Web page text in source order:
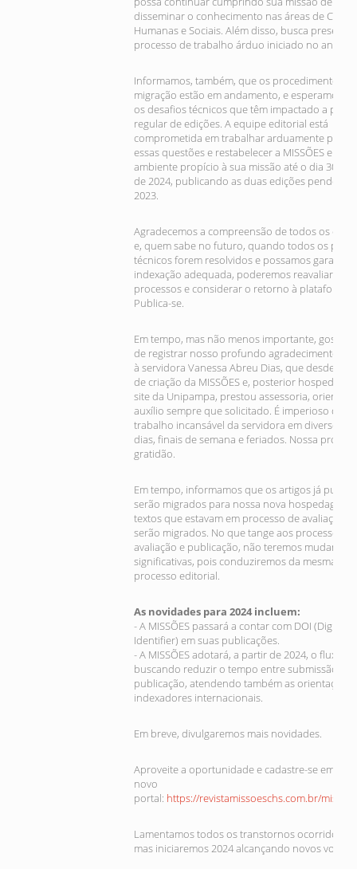
disseminar o conhecimento nas áreas de
Humanas e Sociais. Além disso, busca
processo de trabalho árduo iniciado no ano de
Informamos, também, que os procedimentos
migração estão em andamento, e esperamos
os desafios técnicos que têm impactado a
regular de edições. A equipe editorial está
comprometida em trabalhar arduamente para
essas questões e restabelecer a MISSÕES em
ambiente propício à sua missão até o dia 30 de
de 2024, publicando as duas edições
2023.
Agradecemos a compreensão de todos os
e, quem sabe no futuro, quando todos os
técnicos forem resolvidos e possamos garantir a
indexação adequada, poderemos reavaliar
processos e considerar o retorno à plataforma
Publica-se.
Em tempo, mas não menos importante,
de registrar nosso profundo agradecimento e
à servidora Vanessa Abreu Dias, que desde o
de criação da MISSÕES e, posterior
site da Unipampa, prestou assessoria,
auxílio sempre que solicitado. É imperioso
trabalho incansável da servidora em diversos
dias, finais de semana e feriados. Nossa
gratidão.
Em tempo, informamos que os artigos já
serão migrados para nossa nova hospedagem,
textos que estavam em processo de avaliação
serão migrados. No que tange aos processos de
avaliação e publicação, não teremos mudanças
significativas, pois conduziremos da mesma
processo editorial.
As novidades para 2024 incluem:
- A MISSÕES passará a contar com DOI (Digital
Identifier) em suas publicações.
- A MISSÕES adotará, a partir de 2024, o fluxo
buscando reduzir o tempo entre submissão e
publicação, atendendo também as orientações
indexadores internacionais.
Em breve, divulgaremos mais novidades.
Aproveite a oportunidade e cadastre-se em
novo
portal: https://revistamissoeschs.com.br/
Lamentamos todos os transtornos ocorridos
mas iniciaremos 2024 alcançando novos voos.